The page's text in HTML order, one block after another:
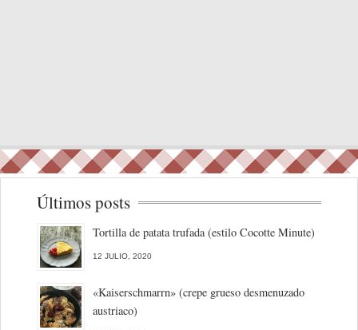
Últimos posts
Tortilla de patata trufada (estilo Cocotte Minute)
12 JULIO, 2020
«Kaiserschmarrn» (crepe grueso desmenuzado
austriaco)